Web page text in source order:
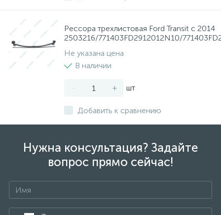
Рессора трехлистовая Ford Transit с 2014
2503216/771403FD2912012N10/
Не указана цена
В наличии
- + шт
Добавить к сравнению
Нужна консультация? Задайте
вопрос прямо сейчас!